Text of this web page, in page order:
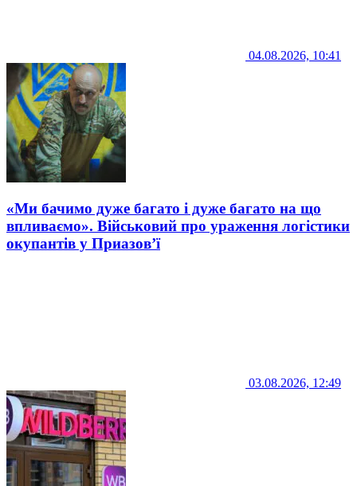
04.08.2026, 10:41
«Ми бачимо дуже багато і дуже багато на що
впливаємо». Військовий про ураження логістики
окупантів у Приазов’ї
03.08.2026, 12:49